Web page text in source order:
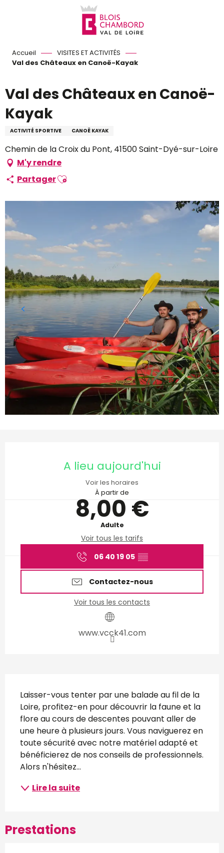
Accueil
VISITES ET ACTIVITÉS
Val des Châteaux en Canoë-Kayak
Val des Châteaux en Canoë-
Kayak
ACTIVITÉ SPORTIVE CANOË KAYAK
Chemin de la Croix du Pont, 41500 Saint-Dyé-sur-Loire
M'y rendre
PartagerAjouter aux favoris
A lieu aujourd'hui
Voir les horaires
À partir de
8,00 €
Adulte
Voir tous les tarifs
06 40 19 05 ▒▒
Contactez-nous
Voir tous les contacts
www.vcck41.com
Description
Laisser-vous tenter par une balade au fil de la
Loire, profitez-en pour découvrir la faune et la
flore au cours de descentes pouvant aller de
une heure à plusieurs jours. Vous naviguerez en
toute sécurité avec notre matériel adapté et
bénéficierez de nos conseils de professionnels.
Alors n'hésitez...
Lire la suite
Prestations